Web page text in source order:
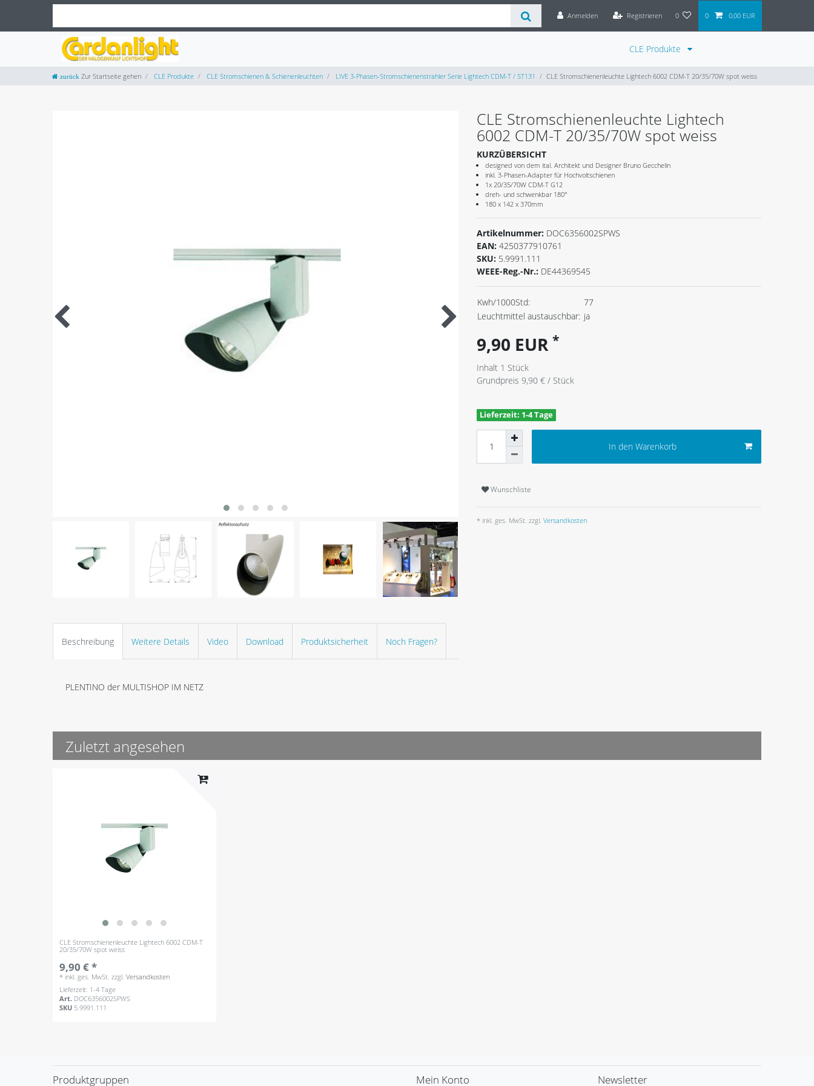
Anmelden Registrieren 0 0 0,00 EUR
CLE Produkte
Zur Startseite gehen CLE Produkte CLE Stromschienen & Schienenleuchten LIVE 3-Phasen-Stromschienenstrahler Serie Lightech CDM-T / ST131 CLE Stromschienenleuchte Lightech 6002 CDM-T 20/35/70W spot weiss
Beschreibung Weitere Details Video Download Produktsicherheit Noch Fragen?
PLENTINO der MULTISHOP IM NETZ
CLE Stromschienenleuchte Lightech
6002 CDM-T 20/35/70W spot weiss
KURZÜBERSICHT
designed von dem ital. Architekt und Designer Bruno Gecchelin
inkl. 3-Phasen-Adapter für Hochvoltschienen
1x 20/35/70W CDM-T G12
dreh- und schwenkbar 180°
180 x 142 x 370mm
Artikelnummer: DOC6356002SPWS
EAN: 4250377910761
SKU: 5.9991.111
WEEE-Reg.-Nr.: DE44369545
Kwh/1000Std:
77
Leuchtmittel austauschbar: ja
9,90 EUR *
Inhalt 1 Stück
Grundpreis 9,90 € / Stück
Lieferzeit: 1-4 Tage
In den Warenkorb
Wunschliste
* inkl. ges. MwSt. zzgl. Versandkosten
Zuletzt angesehen
CLE Stromschienenleuchte Lightech 6002 CDM-T
20/35/70W spot weiss
9,90 € *
* inkl. ges. MwSt. zzgl.Versandkosten
Lieferzeit: 1-4 Tage
Art. DOC6356002SPWS
SKU 5.9991.111
Produktgruppen Mein Konto Newsletter